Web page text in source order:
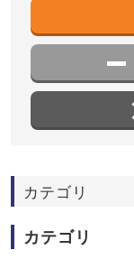
カテゴリ
カテゴリ